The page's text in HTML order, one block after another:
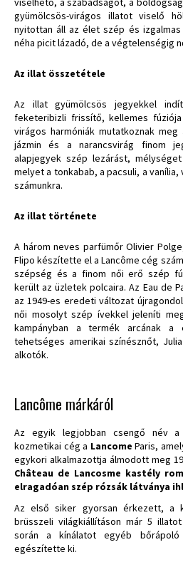
gyümölcsös-virágos illatot viselő
nyitottan áll az élet szép és
néha picit lázadó, de a végtelenségig
Az illat összetétele
Az illat gyümölcsös jegyekkel
feketeribizli frissítő, kellemes
virágos harmóniák mutatkoznak
jázmin és a narancsvirág finom
alapjegyek szép lezárást,
melyet a tonkabab, a pacsuli, a
számunkra.
Az illat története
A három neves parfümőr Olivier
Flipo készítette el a Lancôme cég
szépség és a finom női erő szép
került az üzletek polcaira. Az Eau de
az 1949-es eredeti változat
női mosolyt szép ívekkel jeleníti
kampányban a termék arcának a
tehetséges amerikai színésznőt,
alkotók.
Lancôme márkáról
Az egyik legjobban csengő név a
kozmetikai cég a Lancome Paris,
egykori alkalmazottja álmodott meg
Château de Lancosme kastély
elragadóan szép rózsák látványa
Az első siker gyorsan érkezett, a
brüsszeli világkiállításon már 5
során a kínálatot egyéb
egészítette ki.